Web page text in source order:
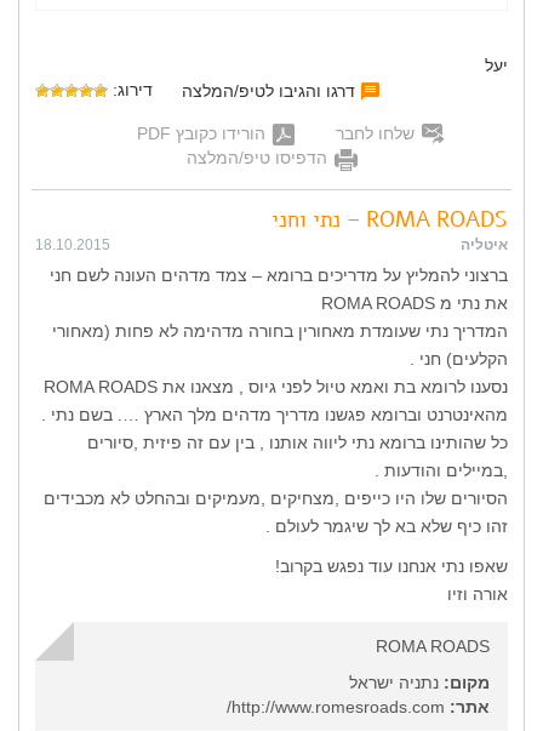
יעל
דרגו והגיבו לטיפ/המלצה
דירוג:
שלחו לחבר
הורידו כקובץ PDF
הדפיסו טיפ/המלצה
ROMA ROADS – נתי וחני
איטליה 18.10.2015
ברצוני להמליץ על מדריכים ברומא – צמד מדהים העונה לשם חני
את נתי מ ROMA ROADS
המדריך נתי שעומדת מאחורין בחורה מדהימה לא פחות (מאחורי
הקלעים) חני .
נסענו לרומא בת ואמא טיול לפני גיוס , מצאנו את ROMA ROADS
מהאינטרנט וברומא פגשנו מדריך מדהים מלך הארץ …. בשם נתי .
כל שהותינו ברומא נתי ליווה אותנו , בין עם זה פיזית ,סיורים
,במיילים והודעות .
הסיורים שלו היו כייפים ,מצחיקים ,מעמיקים ובהחלט לא מכבידים
זהו כיף שלא בא לך שיגמר לעולם .
שאפו נתי אנחנו עוד נפגש בקרוב!
אורה וזיו
ROMA ROADS
מקום: נתניה ישראל
אתר: